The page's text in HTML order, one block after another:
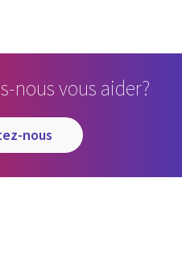
nous vous aider?
nous